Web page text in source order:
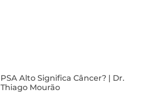
PSA Alto Significa Câncer? | Dr.
Thiago Mourão